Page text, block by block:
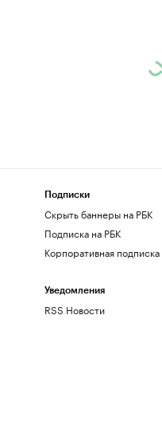
Подписки
Скрыть баннеры на РБК
Подписка на РБК
Корпоративная подписка
Уведомления
RSS Новости